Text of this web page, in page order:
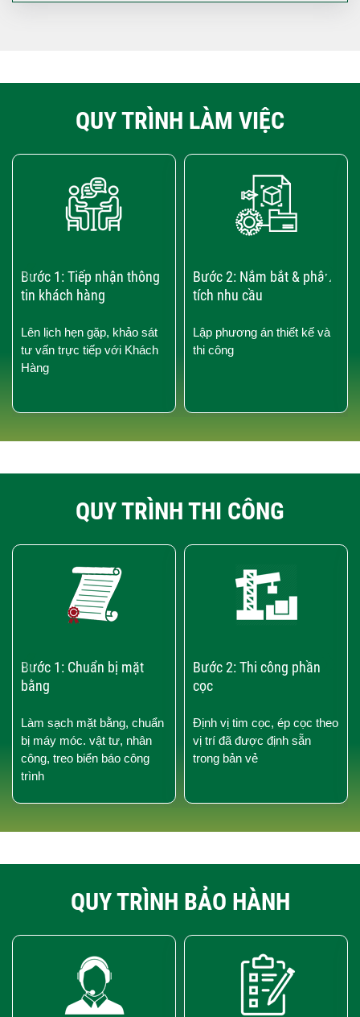
QUY TRÌNH LÀM VIỆC
Bước 1: Tiếp nhận thông
tin khách hàng
Lên lịch hẹn gặp, khảo sát
tư vấn trực tiếp với Khách
Hàng
Bước 2: Nắm bắt & phân
tích nhu cầu
Lập phương án thiết kế và
thi công
›
‹
QUY TRÌNH THI CÔNG
Bước 1: Chuẩn bị mặt
bằng
Làm sạch mặt bằng, chuẩn
bị máy móc. vật tư, nhân
công, treo biển báo công
trình
Bước 2: Thi công phần
cọc
Định vị tim cọc, ép cọc theo
vị trí đã được định sẵn
trong bản vẻ
›
‹
QUY TRÌNH BẢO HÀNH